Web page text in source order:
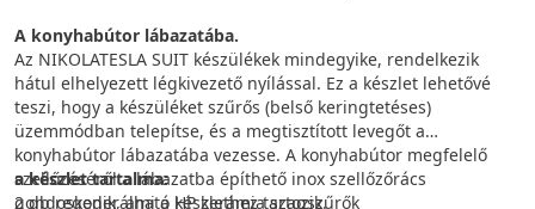
A konyhabútor lábazatába.
Az NIKOLATESLA SUIT készülékek mindegyike, rendelkezik
hátul elhelyezett légkivezető nyílással. Ez a készlet lehetővé
teszi, hogy a készüléket szűrős (belső keringtetéses)
üzemmódban telepítse, és a megtisztított levegőt a
konyhabútor lábazatába vezesse. A konyhabútor megfelelő
szellőzéséről a lábazatba építhető inox szellőzőrács
gondoskodik, ami a készlethez tartozik.
a készlet tartalma:
2 db regenerálható HP kerámia szagszűrők